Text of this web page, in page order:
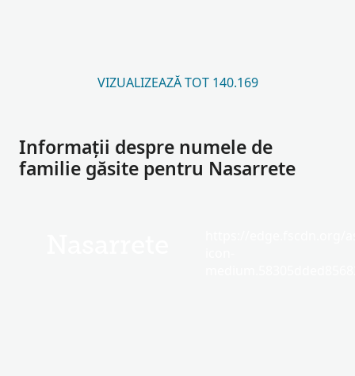
VIZUALIZEAZĂ TOT 140.169
Informații despre numele de
familie găsite pentru Nasarrete